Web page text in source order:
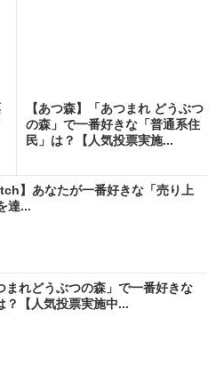
【あつ森】「あつまれ どうぶつ
の森」で一番好きな「普通系住
民」は？【人気投票実施...
】あなたが一番好きな「売り上
達...
まれどうぶつの森」で一番好きな
？【人気投票実施中...